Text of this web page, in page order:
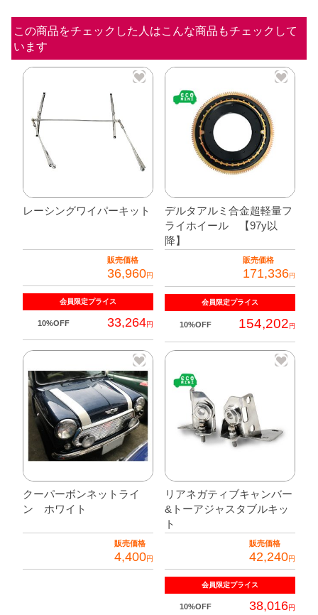
ラ
ー
ル
ト
この商品をチェックした人はこんな商品もチェックして
います
レーシングワイパーキット
販売価格
36,960円
会員限定プライス
10%OFF 33,264円
デルタアルミ合金超軽量フ
ライホイール 【97y以
降】
販売価格
171,336円
会員限定プライス
10%OFF 154,202 円
クーパーボンネットライ
ン ホワイト
販売価格
4,400円
リアネガティブキャンバー
&トーアジャスタブルキッ
ト
販売価格
42,240円
会員限定プライス
10%OFF 38,016円